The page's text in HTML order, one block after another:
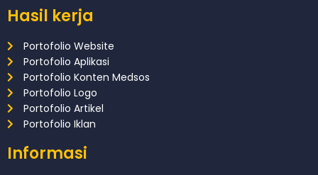
Hasil kerja
Portofolio Website
Portofolio Aplikasi
Portofolio Konten Medsos
Portofolio Logo
Portofolio Artikel
Portofolio Iklan
Informasi